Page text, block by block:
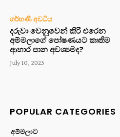
ගර්භණී අවධිය
දරුවා වෙනුවෙන් කිරි එරෙන
අම්මලාගේ පෝෂණයට කෘතිම
ආහාර පාන අවශ්‍යමද?
July 10, 2023
POPULAR CATEGORIES
අම්මලාට